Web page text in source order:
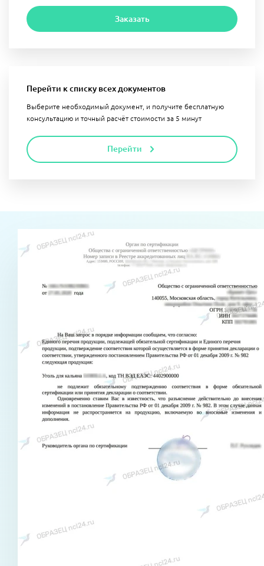
Заказать
Перейти к списку всех документов
Выберите необходимый документ, и получите бесплатную
консультацию и точный расчёт стоимости за 5 минут
Перейти